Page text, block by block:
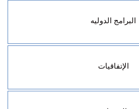
البرامج الدوليه
العربية لغير الناطفين بها
الإتفاقيات
جامعة السلطان قابوس